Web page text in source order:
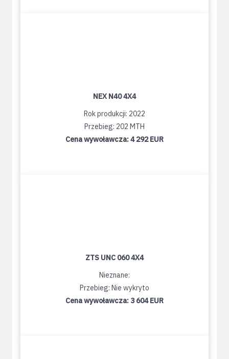
NEX N40 4X4
Rok produkcji: 2022
Przebieg: 202 MTH
Cena wywoławcza:4 292 EUR
ZTS UNC 060 4X4
Nieznane:
Przebieg: Nie wykryto
Cena wywoławcza: 3 604 EUR